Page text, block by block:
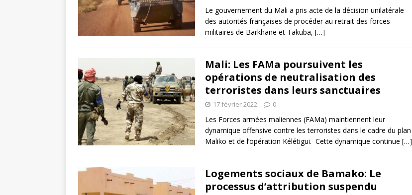
Le gouvernement du Mali a pris acte de la décision unilatérale
des autorités françaises de procéder au retrait des forces
militaires de Barkhane et Takuba, […]
Mali: Les FAMa poursuivent les
opérations de neutralisation des
terroristes dans leurs sanctuaires
17 février 2022 0
Les Forces armées maliennes (FAMa) maintiennent leur
dynamique offensive contre les terroristes dans le cadre du plan
Maliko et de l’opération Kélétigui. Cette dynamique continue […]
Logements sociaux de Bamako: Le
processus d’attribution suspendu